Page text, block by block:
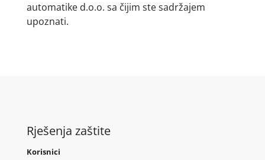
automatike d.o.o. sa čijim ste sadržajem
upoznati.
Rješenja zaštite
Korisnici